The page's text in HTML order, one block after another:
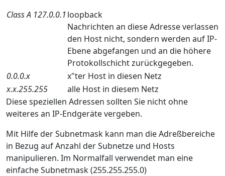
Class A 127.0.0.1 loopback
Nachrichten an diese Adresse verlassen
den Host nicht, sondern werden auf IP-
Ebene abgefangen und an die höhere
Protokollschicht zurückgegeben.
0.0.0.x
x"ter Host in diesen Netz
x.x.255.255
alle Host in diesem Netz
Diese speziellen Adressen sollten Sie nicht ohne
weiteres an IP-Endgeräte vergeben.
Mit Hilfe der Subnetmask kann man die Adreßbereiche
in Bezug auf Anzahl der Subnetze und Hosts
manipulieren. Im Normalfall verwendet man eine
einfache Subnetmask (255.255.255.0)